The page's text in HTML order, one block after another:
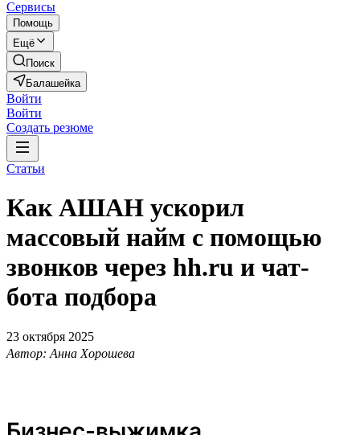
Сервисы
Помощь
Ещё
Поиск
Балашейка
Войти
Войти
Создать резюме
Статьи
Как АШАН ускорил
массовый найм с помощью
звонков через hh.ru и чат-
бота подбора
23 октября 2025
Автор: Анна Хорошева